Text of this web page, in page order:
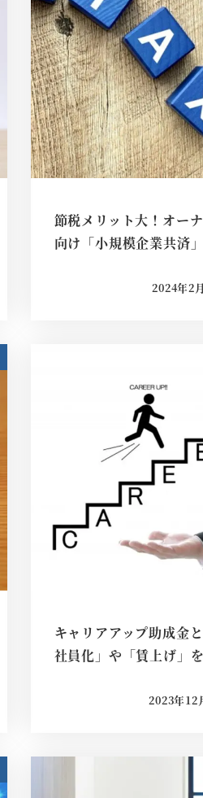
節税メリット大！オー
向け「小規模企業共済
投稿日
2024年2
キャリアアップ助成金
社員化」や「賃上げ」
投稿日
2023年12